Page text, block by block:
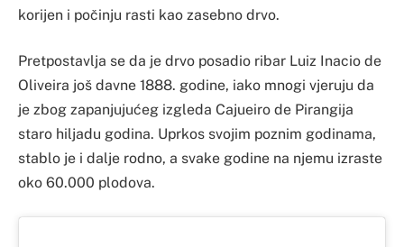
korijen i počinju rasti kao zasebno drvo.
Pretpostavlja se da je drvo posadio ribar Luiz Inacio de
Oliveira još davne 1888. godine, iako mnogi vjeruju da
je zbog zapanjujućeg izgleda Cajueiro de Pirangija
staro hiljadu godina. Uprkos svojim poznim godinama,
stablo je i dalje rodno, a svake godine na njemu izraste
oko 60.000 plodova.